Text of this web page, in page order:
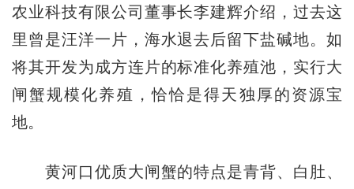
农业科技有限公司董事长李建辉介绍，过去这
里曾是汪洋一片，海水退去后留下盐碱地。如
将其开发为成方连片的标准化养殖池，实行大
闸蟹规模化养殖，恰恰是得天独厚的资源宝
地。
黄河口优质大闸蟹的特点是青背、白肚、